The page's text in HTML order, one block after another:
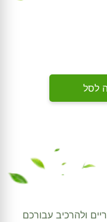
לסל
ולהרכיב עבורכם